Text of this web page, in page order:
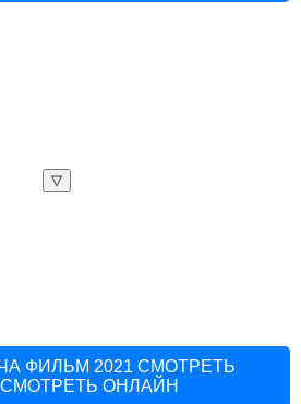
▽
ФИЛЬМ 2021 СМОТРЕТЬ
СМОТРЕТЬ ОНЛАЙН